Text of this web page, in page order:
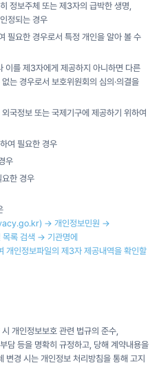
정보주체 또는 제3자의 급박한 생명,
정되는 경우
필요한 경우로서 특정 개인을 알아 볼 수
이를 제3자에게 제공하지 아니하면 다른
는 경우로서 보호위원회의 심의·의결을
국정보 또는 국제기구에 제공하기 위하여
여 필요한 경우
우
한 경우
→ 개인정보민원 →
록 검색 → 기관명에
개인정보파일의 제3자 제공내역을 확인할
개인정보보호 관련 법규의 준수,
담 등을 명확히 규정하고, 당해 계약내용을
변경 시는 개인정보 처리방침을 통해 고지